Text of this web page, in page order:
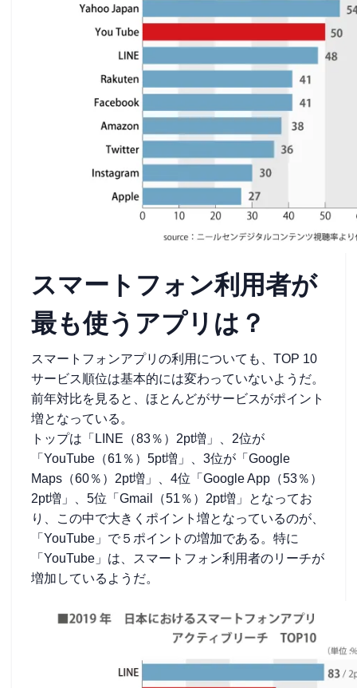
スマートフォン利用者が
最も使うアプリは？
スマートフォンアプリの利用についても、TOP 10
サービス順位は基本的には変わっていないようだ。
前年対比を見ると、ほとんどがサービスがポイント
増となっている。
トップは「LINE（83％）2pt増」、2位が
「YouTube（61％）5pt増」、3位が「Google
Maps（60％）2pt増」、4位「Google App（53％）
2pt増」、5位「Gmail（51％）2pt増」となってお
り、この中で大きくポイント増となっているのが、
「YouTube」で５ポイントの増加である。特に
「YouTube」は、スマートフォン利用者のリーチが
増加しているようだ。